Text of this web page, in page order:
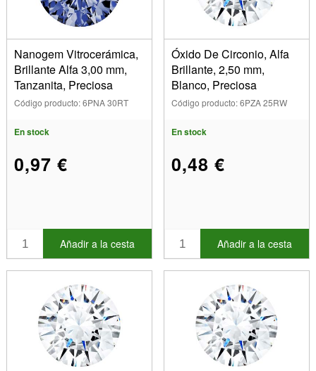
Nanogem Vitrocerámica,
Brillante Alfa 3,00 mm,
Tanzanita, Preciosa
Código producto: 6PNA 30RT
En stock
0,97 €
Añadir a la cesta
Óxido De Circonio, Alfa
Brillante, 2,50 mm,
Blanco, Preciosa
Código producto: 6PZA 25RW
En stock
0,48 €
Añadir a la cesta